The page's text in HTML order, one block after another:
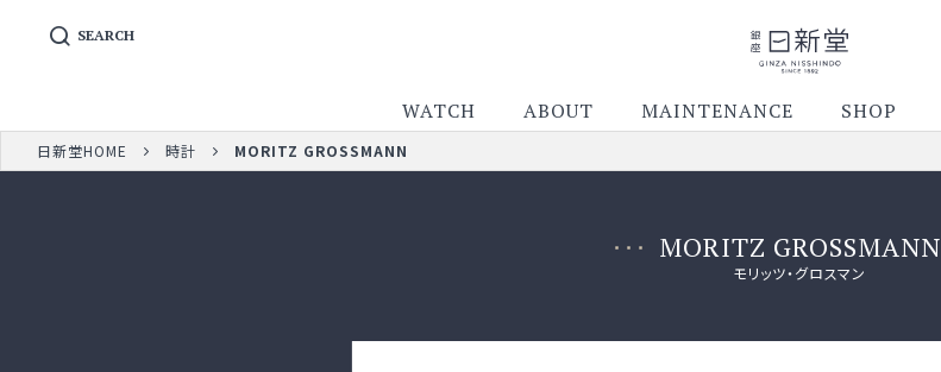
WATCH ABOUT MAINTENANCE SHOP
SEARCH
日新堂HOME 時計 MORITZ GROSSMANN
MORITZ GROSSMANN
モリッツ・グロスマン